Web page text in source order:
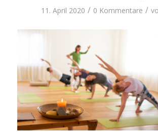
11. April 2020 / 0 Kommentare /